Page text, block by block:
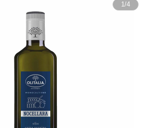
1/4